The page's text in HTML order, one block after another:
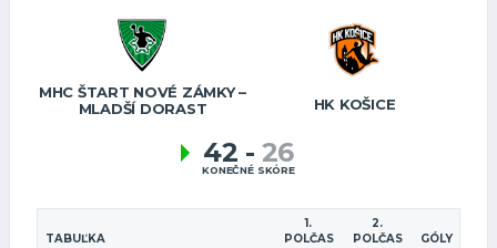
MHC ŠTART NOVÉ ZÁMKY –
MLADŠÍ DORAST
HK KOŠICE
42 - 26
KONEČNÉ SKÓRE
TABUĽKA
1.
POLČAS
2.
POLČAS
GÓLY